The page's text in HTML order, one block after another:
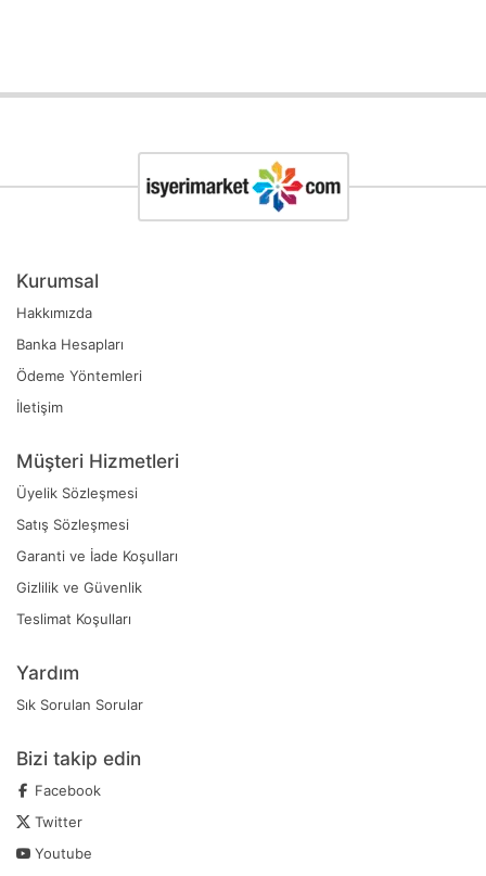
Kurumsal
Hakkımızda
Banka Hesapları
Ödeme Yöntemleri
İletişim
Müşteri Hizmetleri
Üyelik Sözleşmesi
Satış Sözleşmesi
Garanti ve İade Koşulları
Gizlilik ve Güvenlik
Teslimat Koşulları
Yardım
Sık Sorulan Sorular
Bizi takip edin
Facebook
Twitter
Youtube